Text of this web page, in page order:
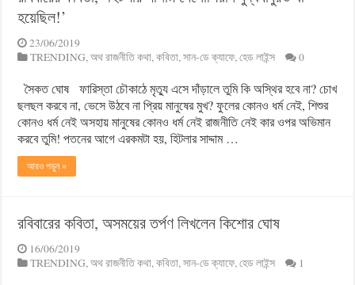
হয়েছিল!’
23/06/2019
TRENDING,অথ রাজনীতি কথা,কবিতা,সান-ডে ক্যাফে,হেড লাইন্স 0
সৈকত ঘোষ ফারিস্তা চৌকাঠে মৃত্যু এসে দাঁড়ালে তুমি কি অস্থির হবে না? চোখ
ছলছল করবে না, ভেসে উঠবে না প্রিয় মানুষের মুখ? ফুলের কোনও ধর্ম নেই, শিশুর
কোনও ধর্ম নেই অসহায় মানুষের কোনও ধর্ম নেই রাজনীতি নেই কার ওপর অভিমান
করবে তুমি! পতনের আগে এরকমটা হয়, হিটলার সাদ্দাম …
আরও পড়ুন »
রবিবারের কবিতা, অসময়ের তর্পণ লিখলেন কিশোর ঘোষ
16/06/2019
TRENDING,অথ রাজনীতি কথা,কবিতা,সান-ডে ক্যাফে,হেড লাইন্স 1